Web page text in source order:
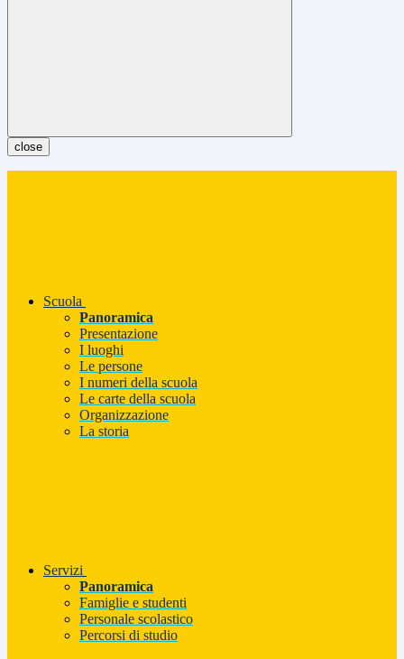
close
Scuola
Panoramica
Presentazione
I luoghi
Le persone
I numeri della scuola
Le carte della scuola
Organizzazione
La storia
Servizi
Panoramica
Famiglie e studenti
Personale scolastico
Percorsi di studio